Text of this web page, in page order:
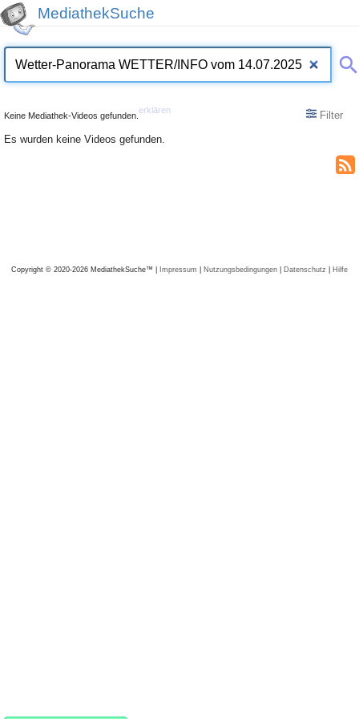
MediathekSuche
Keine Mediathek-Videos gefunden.
erklären
Filter
Es wurden keine Videos gefunden.
Copyright © 2020-2026 MediathekSuche™ | Impressum | Nutzungsbedingungen | Datenschutz | Hilfe